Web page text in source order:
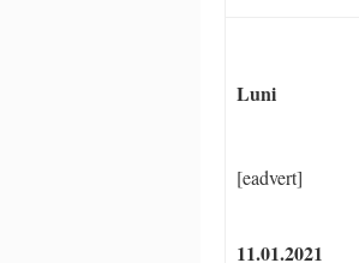
Luni
[eadvert]
11.01.2021